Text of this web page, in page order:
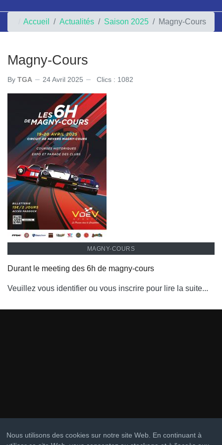
Accueil Actualités Saison 2025 Magny-Cours
Magny-Cours
By TGA 24 Avril 2025 Clics : 1082
MAGNY-COURS
Durant le meeting des 6h de magny-cours
Veuillez vous identifier ou vous inscrire pour lire la suite...
Nous utilisons des cookies sur notre site Web. En continuant à